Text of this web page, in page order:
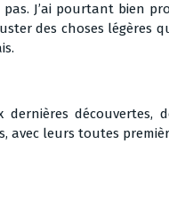
J’ai pourtant bien
des choses légères
dernières découvertes,
avec leurs toutes